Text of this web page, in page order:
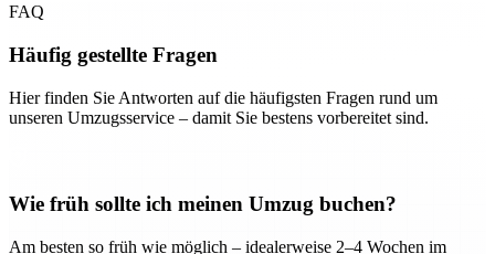
FAQ
Häufig gestellte Fragen
Hier finden Sie Antworten auf die häufigsten Fragen rund um
unseren Umzugsservice – damit Sie bestens vorbereitet sind.
Wie früh sollte ich meinen Umzug buchen?
Am besten so früh wie möglich – idealerweise 2–4 Wochen im